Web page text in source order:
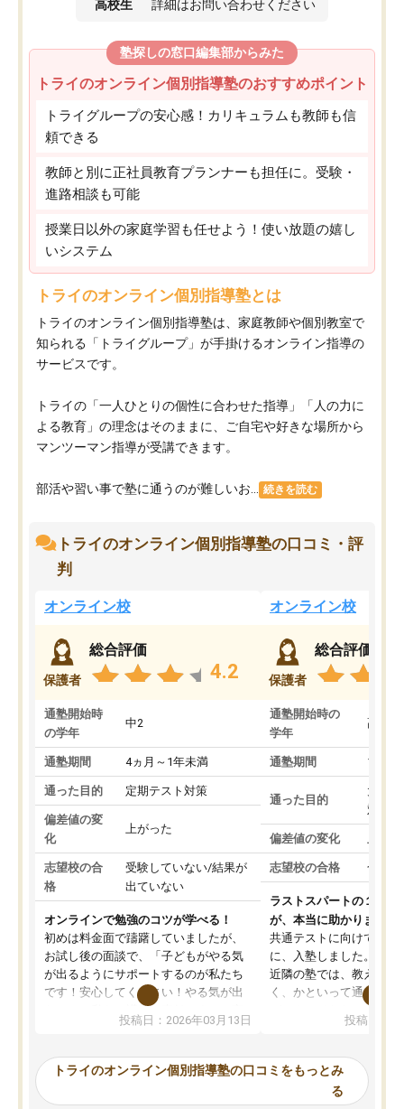
高校生 詳細はお問い合わせください
塾探しの窓口編集部からみた
トライのオンライン個別指導塾のおすすめポイント
トライグループの安心感！カリキュラムも教師も信
頼できる
教師と別に正社員教育プランナーも担任に。受験・
進路相談も可能
授業日以外の家庭学習も任せよう！使い放題の嬉し
いシステム
トライのオンライン個別指導塾とは
トライのオンライン個別指導塾は、家庭教師や個別教室で
知られる「トライグループ」が手掛けるオンライン指導の
サービスです。
トライの「一人ひとりの個性に合わせた指導」「人の力に
よる教育」の理念はそのままに、ご自宅や好きな場所から
マンツーマン指導が受講できます。
部活や習い事で塾に通うのが難しいお... 続きを読む
トライのオンライン個別指導塾の口コミ・評
判
オンライン校
保護者
総合評価
4.2
通塾開始時
の学年
中2
通塾期間 4ヵ月～1年未満
通った目的 定期テスト対策
偏差値の変
化
上がった
志望校の合
格
受験していない/結果が
出ていない
オンラインで勉強のコツが学べる！
初めは料金面で躊躇していましたが、
お試し後の面談で、「子どもがやる気
が出るようにサポートするのが私たち
です！安心してください！やる気が出
ないのは私たち講師の責任です」と言
ってくださり、確かに！と考えて、思
ったんですが、学生の先生から学ぶこ
み、徐々に成績が上がったらいいなと
投稿日：2026年03月13日
オンライン校
保護者
総合評価
通塾開始時の
学年
高3
通塾期間 1～3
通った目的
大学
対策
偏差値の変化 上が
志望校の合格 合格
ラストスパートの１か月
が、本当に助かりました
共通テストに向けての追
に、入塾しました。田舎
近隣の塾では、教えても
く、かといって通うには
可能なので本当に助か
らないところをピンポイ
頂いて、とてもわかり
していました。一生を
投稿日：
トライのオンライン個別指導塾の口コミをもっとみ
る